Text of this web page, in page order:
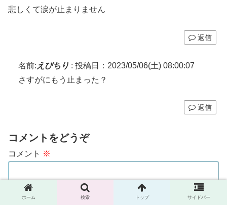
悲しくて涙が止まりません
返信
名前: えびちり : 投稿日：2023/05/06(土) 08:00:07
さすがにもう止まった？
返信
コメントをどうぞ
コメント ※
ホーム 検索 トップ サイドバー